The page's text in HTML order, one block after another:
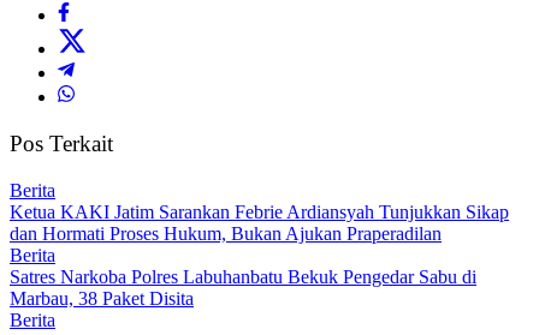
Pos Terkait
Berita
Ketua KAKI Jatim Sarankan Febrie Ardiansyah Tunjukkan Sikap
dan Hormati Proses Hukum, Bukan Ajukan Praperadilan
Berita
Satres Narkoba Polres Labuhanbatu Bekuk Pengedar Sabu di
Marbau, 38 Paket Disita
Berita